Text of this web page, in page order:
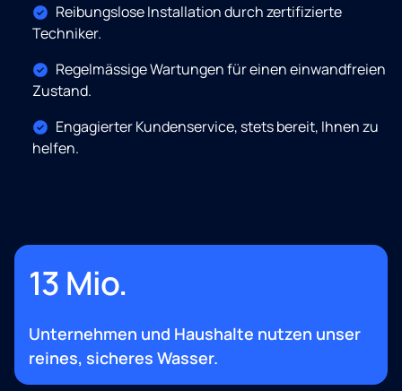
Reibungslose Installation durch zertifizierte
Techniker.
Regelmässige Wartungen für einen einwandfreien
Zustand.
Engagierter Kundenservice, stets bereit, Ihnen zu
helfen.
13 Mio.
Unternehmen und Haushalte nutzen unser
reines, sicheres Wasser.